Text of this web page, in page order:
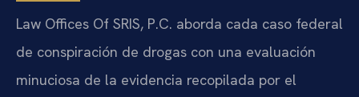
Law Offices Of SRIS, P.C. aborda cada caso federal
de conspiración de drogas con una evaluación
minuciosa de la evidencia recopilada por el